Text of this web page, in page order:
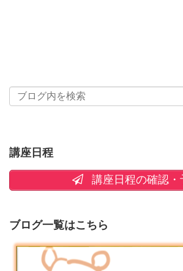
講座日程
講座日程の確認・
ブログ一覧はこちら